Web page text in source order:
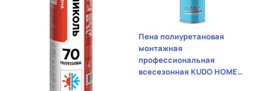
Пена полиуретановая
монтажная
профессиональная
всесезонная KUDO HOME65